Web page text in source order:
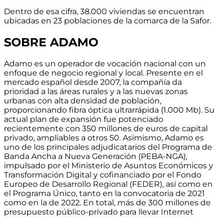
Dentro de esa cifra, 38.000 viviendas se encuentran
ubicadas en 23 poblaciones de la comarca de la Safor.
SOBRE ADAMO
Adamo es un operador de vocación nacional con un
enfoque de negocio regional y local. Presente en el
mercado español desde 2007, la compañía da
prioridad a las áreas rurales y a las nuevas zonas
urbanas con alta densidad de población,
proporcionando fibra óptica ultrarrápida (1.000 Mb). Su
actual plan de expansión fue potenciado
recientemente con 350 millones de euros de capital
privado, ampliables a otros 50. Asimismo, Adamo es
uno de los principales adjudicatarios del Programa de
Banda Ancha a Nueva Generación (PEBA-NGA),
impulsado por el Ministerio de Asuntos Económicos y
Transformación Digital y cofinanciado por el Fondo
Europeo de Desarrollo Regional (FEDER), así como en
el Programa Único, tanto en la convocatoria de 2021
como en la de 2022. En total, más de 300 millones de
presupuesto público-privado para llevar Internet